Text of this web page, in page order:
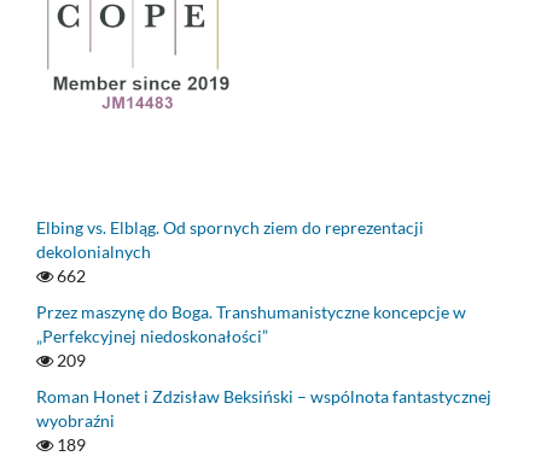
Elbing vs. Elbląg. Od spornych ziem do reprezentacji
dekolonialnych
662
Przez maszynę do Boga. Transhumanistyczne koncepcje w
„Perfekcyjnej niedoskonałości”
209
Roman Honet i Zdzisław Beksiński – wspólnota fantastycznej
wyobraźni
189